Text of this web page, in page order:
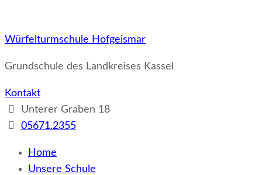
Würfelturmschule Hofgeismar
Grundschule des Landkreises Kassel
Kontakt
Unterer Graben 18
05671.2355
Home
Unsere Schule